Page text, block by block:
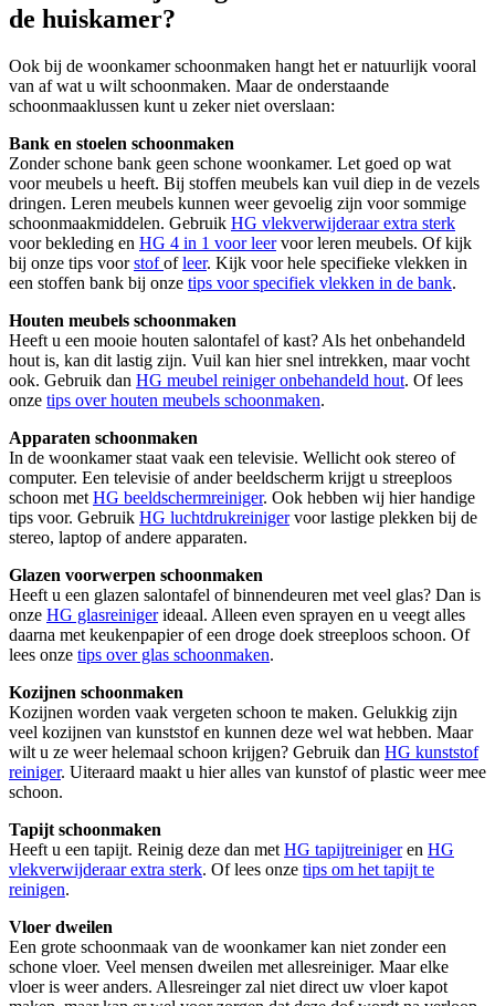
de huiskamer?
Ook bij de woonkamer schoonmaken hangt het er natuurlijk vooral
van af wat u wilt schoonmaken. Maar de onderstaande
schoonmaaklussen kunt u zeker niet overslaan:
Bank en stoelen schoonmaken
Zonder schone bank geen schone woonkamer. Let goed op wat
voor meubels u heeft. Bij stoffen meubels kan vuil diep in de vezels
dringen. Leren meubels kunnen weer gevoelig zijn voor sommige
schoonmaakmiddelen. Gebruik HG vlekverwijderaar extra sterk
voor bekleding en HG 4 in 1 voor leervoor leren meubels. Of kijk
bij onze tips voorstofofleer. Kijk voor hele specifieke vlekken in
een stoffen bank bij onze tips voor specifiek vlekken in de bank.
Houten meubels schoonmaken
Heeft u een mooie houten salontafel of kast? Als het onbehandeld
hout is, kan dit lastig zijn. Vuil kan hier snel intrekken, maar vocht
ook. Gebruik dan HG meubel reiniger onbehandeld hout. Of lees
onze tips over houten meubels schoonmaken.
Apparaten schoonmaken
In de woonkamer staat vaak een televisie. Wellicht ook stereo of
computer. Een televisie of ander beeldscherm krijgt u streeploos
schoon met HG beeldschermreiniger. Ook hebben wij hier handige
tips voor. Gebruik HG luchtdrukreinigervoor lastige plekken bij de
stereo, laptop of andere apparaten.
Glazen voorwerpen schoonmaken
Heeft u een glazen salontafel of binnendeuren met veel glas? Dan is
onze HG glasreinigerideaal. Alleen even sprayen en u veegt alles
daarna met keukenpapier of een droge doek streeploos schoon. Of
lees onze tips over glas schoonmaken.
Kozijnen schoonmaken
Kozijnen worden vaak vergeten schoon te maken. Gelukkig zijn
veel kozijnen van kunststof en kunnen deze wel wat hebben. Maar
wilt u ze weer helemaal schoon krijgen? Gebruik dan HG kunststof
reiniger. Uiteraard maakt u hier alles van kunstof of plastic weer mee
schoon.
Tapijt schoonmaken
Heeft u een tapijt. Reinig deze dan met HG tapijtreinigeren HG
vlekverwijderaar extra sterk. Of lees onze tips om het tapijt te
reinigen.
Vloer dweilen
Een grote schoonmaak van de woonkamer kan niet zonder een
schone vloer. Veel mensen dweilen met allesreiniger. Maar elke
vloer is weer anders. Allesreinger zal niet direct uw vloer kapot